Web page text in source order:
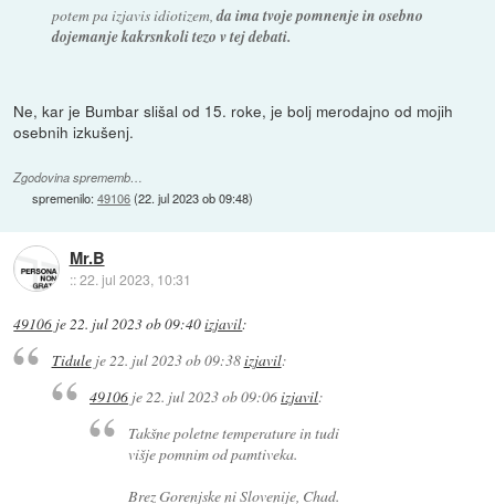
potem pa izjavis idiotizem,da ima tvoje pomnenje in osebno
dojemanje kakrsnkoli tezo v tej debati.
Ne, kar je Bumbar slišal od 15. roke, je bolj merodajno od mojih
osebnih izkušenj.
Zgodovina sprememb…
spremenilo:49106(22. jul 2023 ob 09:48)
Mr.B
::22. jul 2023, 10:31
49106 je22. jul 2023 ob 09:40izjavil:
Tiduleje22. jul 2023 ob 09:38izjavil:
49106 je22. jul 2023 ob 09:06izjavil:
Takšne poletne temperature in tudi
višje pomnim od pamtiveka.
Brez Gorenjske ni Slovenije, Chad.